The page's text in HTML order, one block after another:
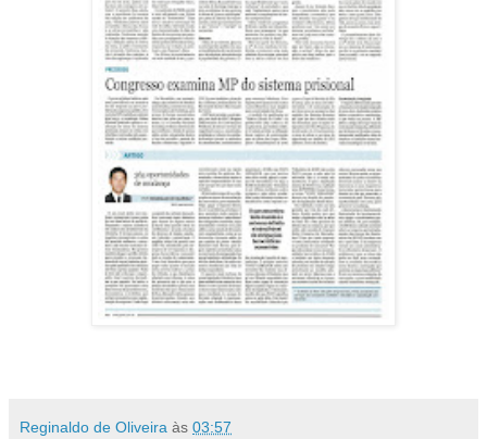
Reginaldo de Oliveira às 03:57